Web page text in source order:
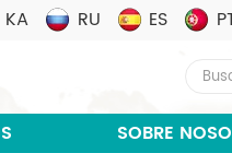
KA RU ES
SOBRE